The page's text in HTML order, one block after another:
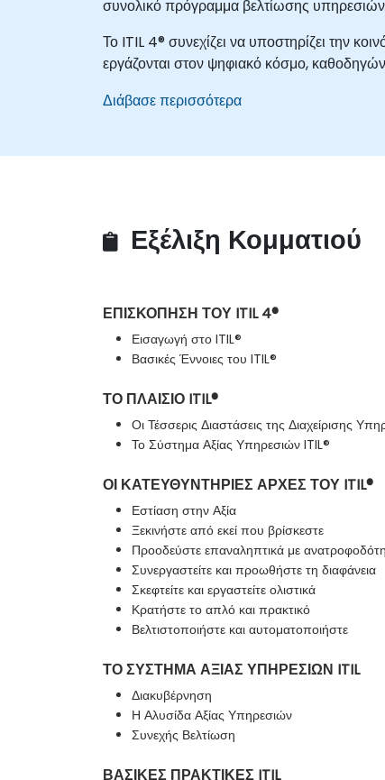
συνολικό πρόγραμμα βελτίωσης
Το ITIL 4® συνεχίζει να υποστηρίζει την
εργάζονται στον ψηφιακό κόσμο,
Διάβασε περισσότερα
Εξέλιξη Κομματιού
ΕΠΙΣΚΟΠΗΣΗ ΤΟΥ ITIL 4®
Εισαγωγή στο ITIL®
Βασικές Έννοιες του ITIL®
ΤΟ ΠΛΑΙΣΙΟ ITIL®
Οι Τέσσερις Διαστάσεις της Διαχείρισης
Το Σύστημα Αξίας Υπηρεσιών ITIL®
ΟΙ ΚΑΤΕΥΘΥΝΤΗΡΙΕΣ ΑΡΧΕΣ ΤΟΥ ITIL®
Εστίαση στην Αξία
Ξεκινήστε από εκεί που βρίσκεστε
Προοδεύστε επαναληπτικά με
Συνεργαστείτε και προωθήστε τη διαφάνεια
Σκεφτείτε και εργαστείτε ολιστικά
Κρατήστε το απλό και πρακτικό
Βελτιστοποιήστε και αυτοματοποιήστε
ΤΟ ΣΥΣΤΗΜΑ ΑΞΙΑΣ ΥΠΗΡΕΣΙΩΝ ITIL
Διακυβέρνηση
Η Αλυσίδα Αξίας Υπηρεσιών
Συνεχής Βελτίωση
ΒΑΣΙΚΕΣ ΠΡΑΚΤΙΚΕΣ ITIL